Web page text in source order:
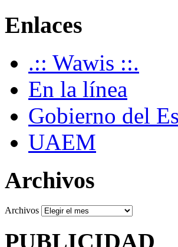
Enlaces
.:: Wawis ::.
En la línea
Gobierno del
UAEM
Archivos
Archivos
PUBLICIDAD